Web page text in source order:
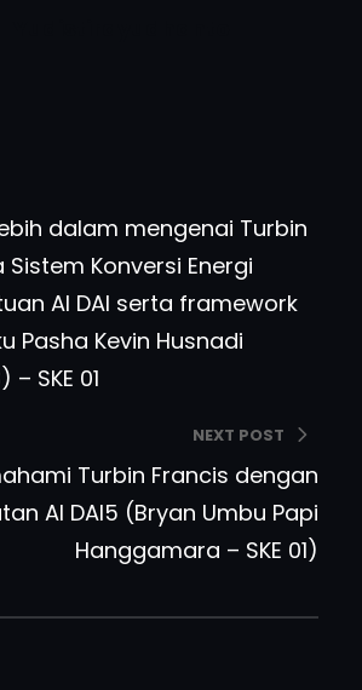
dalam mengenai Turbin
Konversi Energi
AI DAI serta framework
Pasha Kevin Husnadi
SKE 01
NEXT POST
Turbin Francis dengan
AI DAI5 (Bryan Umbu Papi
Hanggamara – SKE 01)